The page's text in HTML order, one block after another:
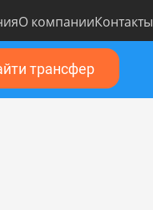
О компанииКонтакты
трансфер